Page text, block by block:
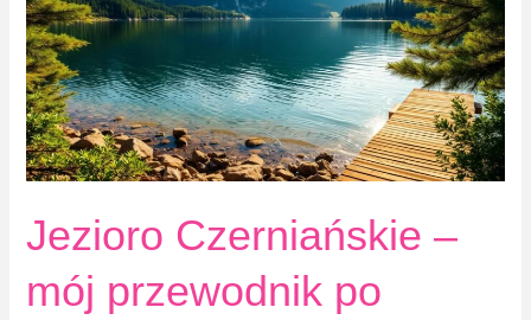
wrażenia
Jezioro Czerniańskie –
mój przewodnik po